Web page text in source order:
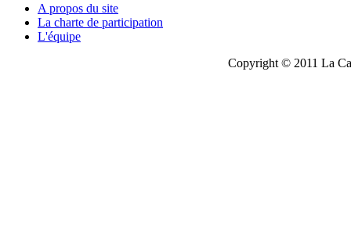
A propos du site
La charte de participation
L'équipe
Copyright © 2011 La